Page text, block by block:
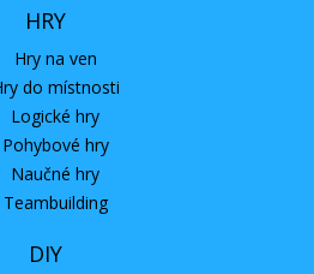
HRY
Hry na ven
do místnosti
Logické hry
Pohybové hry
Naučné hry
Teambuilding
DIY